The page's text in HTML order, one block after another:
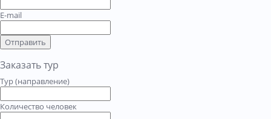
E-mail
Отправить
Заказать тур
Тур (направление)
Количество человек